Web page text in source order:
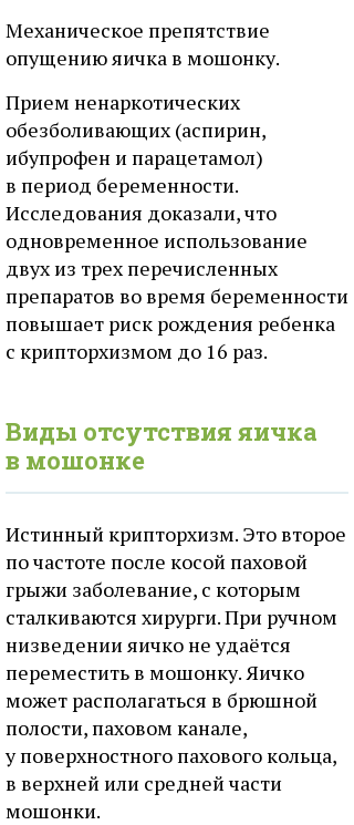
Механическое препятствие
опущению яичка в мошонку.
Прием ненаркотических
обезболивающих (аспирин,
ибупрофен и парацетамол)
в период беременности.
Исследования доказали, что
одновременное использование
двух из трех перечисленных
препаратов во время беременности
повышает риск рождения ребенка
с крипторхизмом до 16 раз.
Виды отсутствия яичка
в мошонке
Истинный крипторхизм. Это второе
по частоте после косой паховой
грыжи заболевание, с которым
сталкиваются хирурги. При ручном
низведении яичко не удаётся
переместить в мошонку. Яичко
может располагаться в брюшной
полости, паховом канале,
у поверхностного пахового кольца,
в верхней или средней части
мошонки.